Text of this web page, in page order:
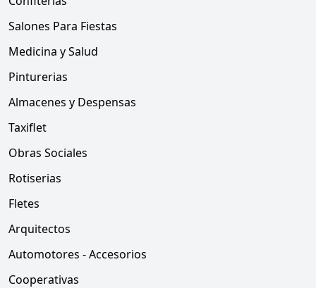
Salones Para Fiestas
Medicina y Salud
Pinturerias
Almacenes y Despensas
Taxiflet
Obras Sociales
Rotiserias
Fletes
Arquitectos
Automotores - Accesorios
Cooperativas